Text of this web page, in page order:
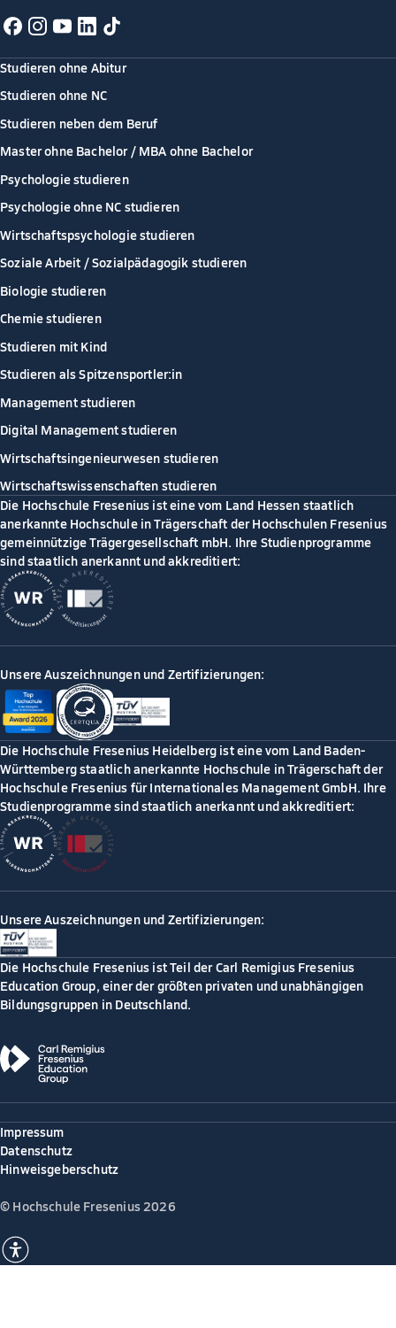
Studieren ohne Abitur
Studieren ohne NC
Studieren neben dem Beruf
Master ohne Bachelor / MBA ohne Bachelor
Psychologie studieren
Psychologie ohne NC studieren
Wirtschaftspsychologie studieren
Soziale Arbeit / Sozialpädagogik studieren
Biologie studieren
Chemie studieren
Studieren mit Kind
Studieren als Spitzensportler:in
Management studieren
Digital Management studieren
Wirtschaftsingenieurwesen studieren
Wirtschaftswissenschaften studieren
Die Hochschule Fresenius ist eine vom Land Hessen staatlich
anerkannte Hochschule in Trägerschaft der Hochschulen Fresenius
gemeinnützige Trägergesellschaft mbH. Ihre Studienprogramme
sind staatlich anerkannt und akkreditiert:
Unsere Auszeichnungen und Zertifizierungen:
Die Hochschule Fresenius Heidelberg ist eine vom Land Baden-
Württemberg staatlich anerkannte Hochschule in Trägerschaft der
Hochschule Fresenius für Internationales Management GmbH. Ihre
Studienprogramme sind staatlich anerkannt und akkreditiert:
Unsere Auszeichnungen und Zertifizierungen:
Die Hochschule Fresenius ist Teil der Carl Remigius Fresenius
Education Group, einer der größten privaten und unabhängigen
Bildungsgruppen in Deutschland.
Impressum
Datenschutz
Hinweisgeberschutz
© Hochschule Fresenius 2026